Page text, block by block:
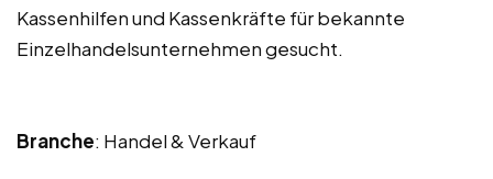
Kassenhilfen und Kassenkräfte für bekannte
Einzelhandelsunternehmen gesucht.
Branche: Handel & Verkauf